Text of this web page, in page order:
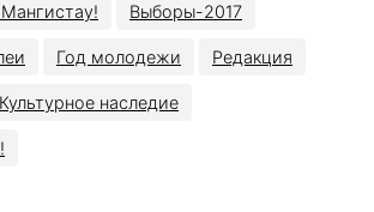
Выборы-2017
Год молодежи Редакция
Культурное наследие